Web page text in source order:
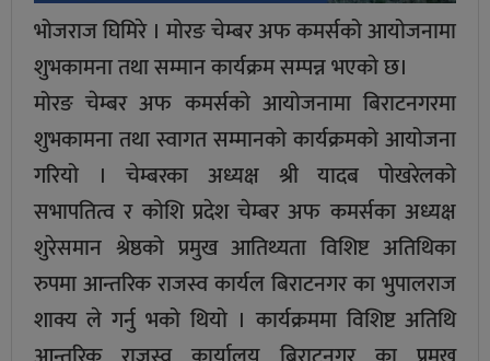
भोजराज घिमिरे । मोरङ चेम्बर अफ कमर्सको आयोजनामा
शुभकामना तथा सम्मान कार्यक्रम सम्पन्न भएकाे छ।
मोरङ चेम्बर अफ कमर्सको आयोजनामा बिराटनगरमा
शुभकामना तथा स्वागत सम्मानको कार्यक्रमको आयोजना
गरियो । चेम्बरका अध्यक्ष श्री यादब पोखरेलको
सभापतित्व र कोशि प्रदेश चेम्बर अफ कमर्सका अध्यक्ष
शुरेसमान श्रेष्ठको प्रमुख आतिथ्यता विशिष्ट अतिथिका
रुपमा आन्तरिक राजस्व कार्यल बिराटनगर का भुपालराज
शाक्य ले गर्नु भको थियो । कार्यक्रममा विशिष्ट अतिथि